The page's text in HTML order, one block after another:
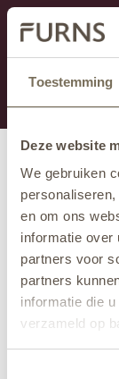
Toestemming
Deze website
We gebruiken
en om ons
informatie over
partners voor
partners
informatie die
verzameld op
Cette section
Si vous
appeler au